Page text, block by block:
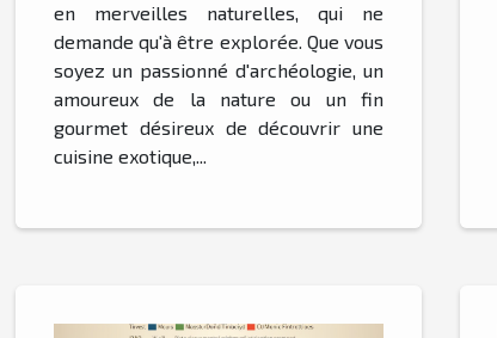
en merveilles naturelles, qui ne
demande qu'à être explorée. Que vous
soyez un passionné d'archéologie, un
amoureux de la nature ou un fin
gourmet désireux de découvrir une
cuisine exotique,...